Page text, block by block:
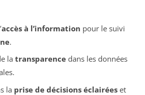
accès à l’information pour le suivi
.
la transparencedans les données
la prise de décisions éclairéeset